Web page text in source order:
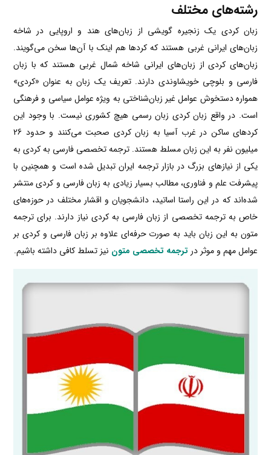
رشته‌های مختلف
زبان کردی یک زنجیره گویشی از زبان‌های هند و اروپایی در شاخه
زبان‌های ایرانی غربی هستند که کردها هم اینک با آن‌ها سخن می‌گویند.
زبان‌‌های کردی از زبان‌های ایرانی شاخه شمال غربی هستند که با زبان
فارسی و بلوچی خویشاوندی دارند. تعریف یک زبان به عنوان «کردی»
همواره دستخوش عوامل غیر زبان‌شناختی به‌ ویژه عوامل سیاسی و فرهنگی
است. در واقع زبان کردی زبان رسمی هیچ کشوری نیست. با وجود این
کردهای ساکن در غرب آسیا به زبان کردی صحبت می‌کنند و حدود 26
میلیون نفر به این زبان مسلط هستند. ترجمه تخصصی فارسی به کردی به
یکی از نیازهای بزرگ در بازار ترجمه ایران تبدیل شده است و همچنین با
پیشرفت علم و فناوری، مطالب بسیار زیادی به زبان فارسی و کردی منتشر
شده‌اند که در این راستا اساتید، دانشجویان و اقشار مختلف در حوزه‌های
خاص به ترجمه تخصصی از زبان فارسی به کردی نیاز دارند. برای ترجمه
متون به این زبان باید به‌ صورت حرفه‌ای علاوه ‌بر زبان فارسی و کردی بر
عوامل مهم و موثر در ترجمه تخصصی متون نیز تسلط کافی داشته باشیم.